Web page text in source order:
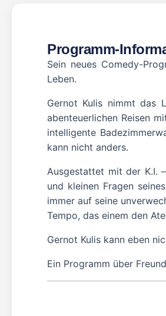
Programm-
Sein neues Comedy-
Leben.
Gernot Kulis nimmt das
abenteuerlichen Reisen
intelligente
kann nicht anders.
Ausgestattet mit der K.I.
und kleinen Fragen
immer auf seine
Tempo, das einem den
Gernot Kulis kann eben
Ein Programm über